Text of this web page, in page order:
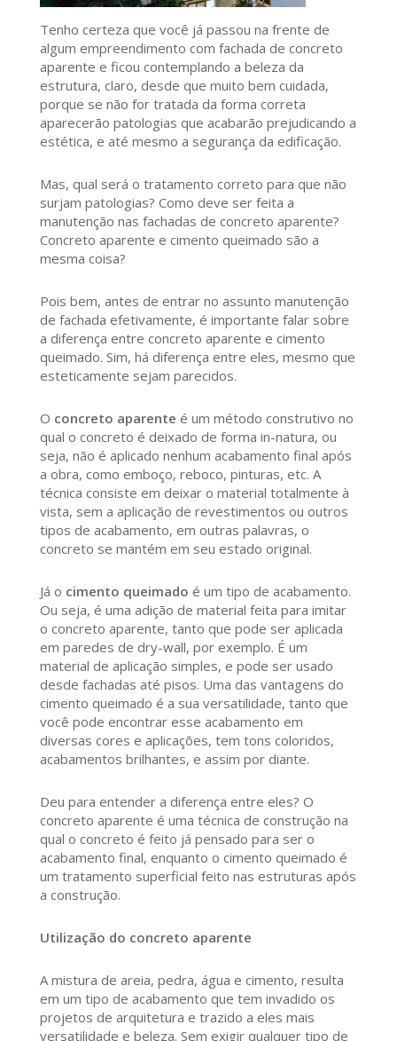
Tenho certeza que você já passou na frente de
algum empreendimento com fachada de concreto
aparente e ficou contemplando a beleza da
estrutura, claro, desde que muito bem cuidada,
porque se não for tratada da forma correta
aparecerão patologias que acabarão prejudicando a
estética, e até mesmo a segurança da edificação.
Mas, qual será o tratamento correto para que não
surjam patologias? Como deve ser feita a
manutenção nas fachadas de concreto aparente?
Concreto aparente e cimento queimado são a
mesma coisa?
Pois bem, antes de entrar no assunto manutenção
de fachada efetivamente, é importante falar sobre
a diferença entre concreto aparente e cimento
queimado. Sim, há diferença entre eles, mesmo que
esteticamente sejam parecidos.
O concreto aparente é um método construtivo no
qual o concreto é deixado de forma in-natura, ou
seja, não é aplicado nenhum acabamento final após
a obra, como emboço, reboco, pinturas, etc. A
técnica consiste em deixar o material totalmente à
vista, sem a aplicação de revestimentos ou outros
tipos de acabamento, em outras palavras, o
concreto se mantém em seu estado original.
Já o cimento queimado é um tipo de acabamento.
Ou seja, é uma adição de material feita para imitar
o concreto aparente, tanto que pode ser aplicada
em paredes de dry-wall, por exemplo. É um
material de aplicação simples, e pode ser usado
desde fachadas até pisos. Uma das vantagens do
cimento queimado é a sua versatilidade, tanto que
você pode encontrar esse acabamento em
diversas cores e aplicações, tem tons coloridos,
acabamentos brilhantes, e assim por diante.
Deu para entender a diferença entre eles? O
concreto aparente é uma técnica de construção na
qual o concreto é feito já pensado para ser o
acabamento final, enquanto o cimento queimado é
um tratamento superficial feito nas estruturas após
a construção.
Utilização do concreto aparente
A mistura de areia, pedra, água e cimento, resulta
em um tipo de acabamento que tem invadido os
projetos de arquitetura e trazido a eles mais
versatilidade e beleza. Sem exigir qualquer tipo de